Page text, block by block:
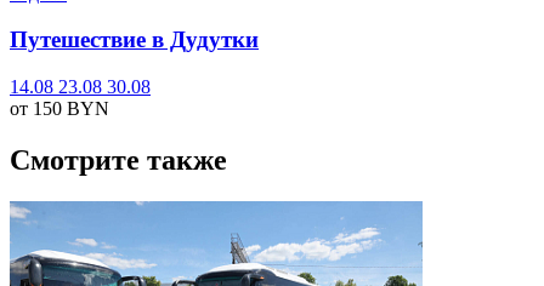
Путешествие в Дудутки
14.08 23.08 30.08
от 150 BYN
Смотрите также